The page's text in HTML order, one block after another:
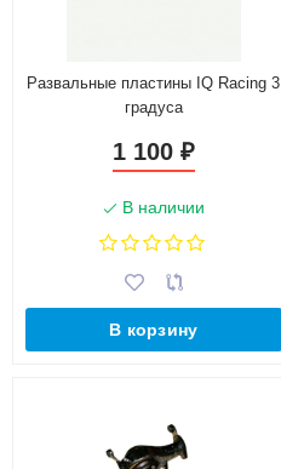
Развальные пластины IQ Racing 3
градуса
1 100 ₽
В наличии
В корзину